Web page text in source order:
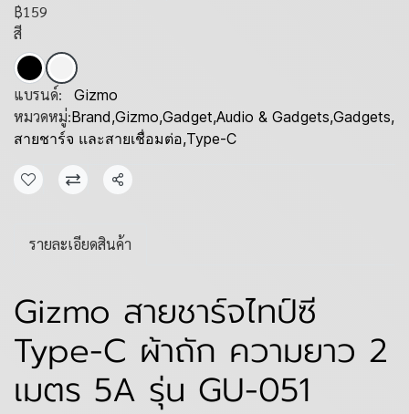
฿159
สี
แบรนด์: Gizmo
หมวดหมู่:Brand,Gizmo,Gadget,Audio & Gadgets,Gadgets,
สายชาร์จ และสายเชื่อมต่อ,Type-C
แชร์
รายละเอียดสินค้า
Gizmo สายชาร์จไทป์ซี
Type-C ผ้าถัก ความยาว 2
เมตร 5A รุ่น GU-051